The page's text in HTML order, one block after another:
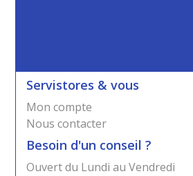
Servistores & vous
Mon compte
Nous contacter
Besoin d'un conseil ?
Ouvert du Lundi au Vendredi